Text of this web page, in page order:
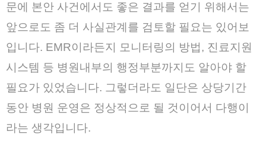
문에 본안 사건에서도 좋은 결과를 얻기 위해서는
앞으로도 좀 더 사실관계를 검토할 필요는 있어보
입니다. EMR이라든지 모니터링의 방법, 진료지원
시스템 등 병원내부의 행정부분까지도 알아야 할
필요가 있었습니다. 그렇더라도 일단은 상당기간
동안 병원 운영은 정상적으로 될 것이어서 다행이
라는 생각입니다.